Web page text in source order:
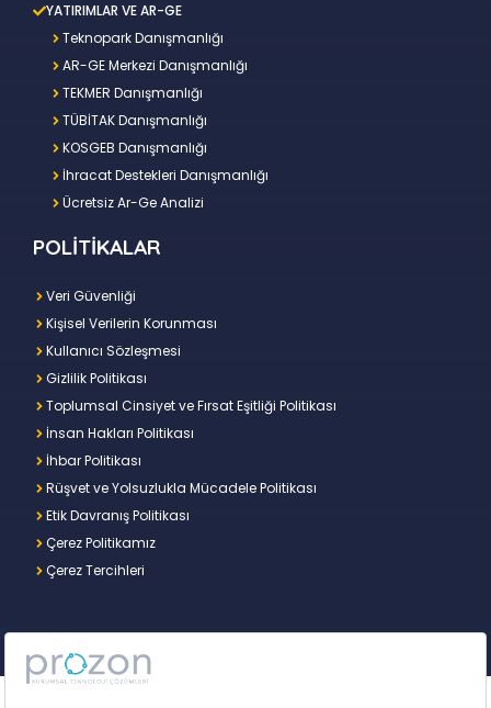
YATIRIMLAR VE AR-GE
Teknopark Danışmanlığı
AR-GE Merkezi Danışmanlığı
TEKMER Danışmanlığı
TÜBİTAK Danışmanlığı
KOSGEB Danışmanlığı
İhracat Destekleri Danışmanlığı
Ücretsiz Ar-Ge Analizi
POLİTİKALAR
Veri Güvenliği
Kişisel Verilerin Korunması
Kullanıcı Sözleşmesi
Gizlilik Politikası
Toplumsal Cinsiyet ve Fırsat Eşitliği Politikası
İnsan Hakları Politikası
İhbar Politikası
Rüşvet ve Yolsuzlukla Mücadele Politikası
Etik Davranış Politikası
Çerez Politikamız
Çerez Tercihleri